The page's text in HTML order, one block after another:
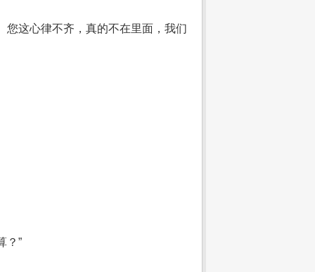
您这心律不齐，真的不在里面，我们
？”